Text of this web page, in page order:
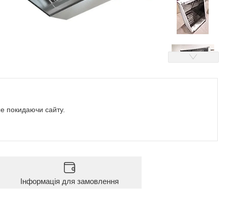
покидаючи сайту.
Інформація для замовлення